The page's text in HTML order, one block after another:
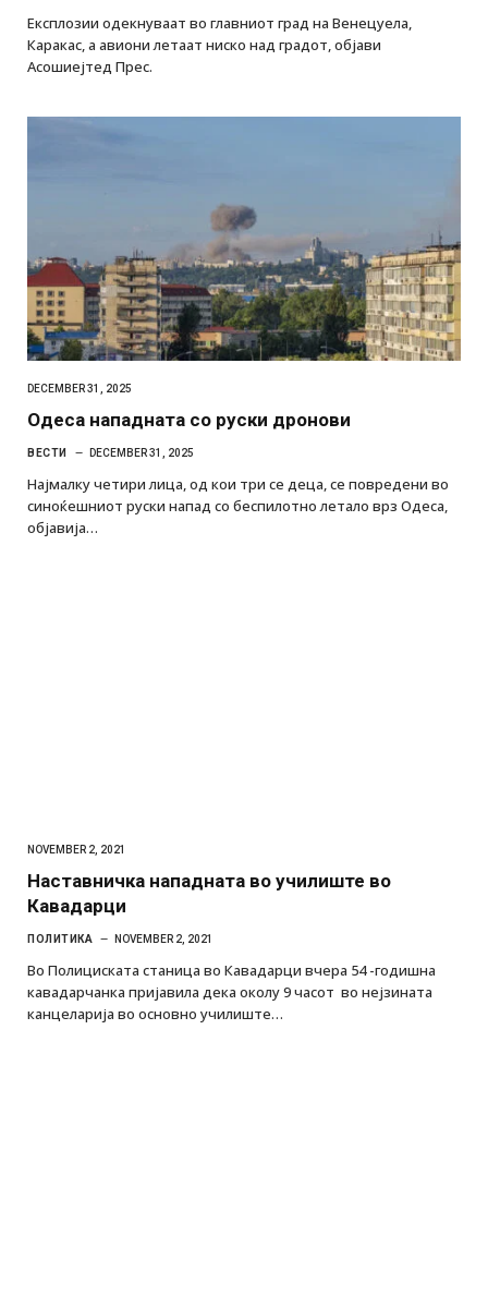
Експлозии одекнуваат во главниот град на Венецуела,
Каракас, а авиони летаат ниско над градот, објави
Асошиејтед Прес.
DECEMBER 31, 2025
Одеса нападната со руски дронови
ВЕСТИ DECEMBER 31, 2025
Најмалку четири лица, од кои три се деца, се повредени во
синоќешниот руски напад со беспилотно летало врз Одеса,
објавија…
NOVEMBER 2, 2021
Наставничка нападната во училиште во
Кавадарци
ПОЛИТИКА NOVEMBER 2, 2021
Во Полициската станица во Кавадарци вчера 54 -годишна
кавадарчанка пријавила дека околу 9 часот во нејзината
канцеларија во основно училиште…